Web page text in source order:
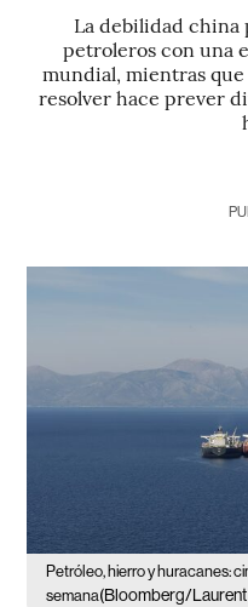
La debilidad china
petroleros con una
mundial, mientras
resolver hace prever
Petróleo, hierro y huracanes:
semana(Bloomberg/Laurent